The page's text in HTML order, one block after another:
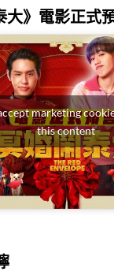
大》電影正式
marketing
this content